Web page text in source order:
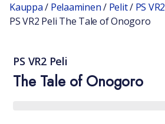
Kauppa/ Pelaaminen/ Pelit/ PS VR2
PS VR2 Peli The Tale of Onogoro
PS VR2 Peli
The Tale of Onogoro